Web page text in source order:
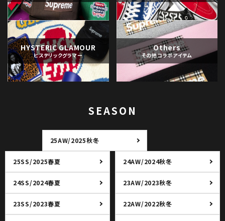
HYSTERIC GLAMOUR
ヒステリックグラマー
Others
その他コラボアイテム
SEASON
25AW/2025秋冬
25SS/2025春夏 24AW/2024秋冬
24SS/2024春夏 23AW/2023秋冬
23SS/2023春夏 22AW/2022秋冬